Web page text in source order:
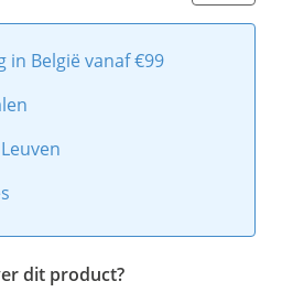
in België vanaf €99
dit product?